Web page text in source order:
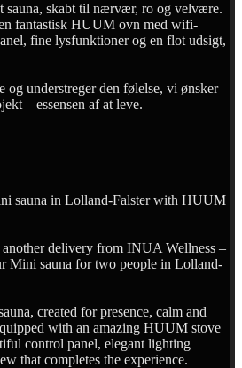
sauna, skabt til nærvær, ro og velvære.
fantastisk HUUM ovn med wifi-
fine lysfunktioner og en flot udsigt,
og understreger den følelse, vi ønsker
– essensen af at leve.
sauna in Lolland-Falster with HUUM
another delivery from INUA Wellness –
Mini sauna for two people in Lolland-
created for presence, calm and
with an amazing HUUM stove
control panel, elegant lighting
that completes the experience.